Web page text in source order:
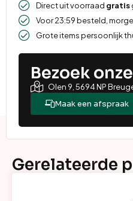
Direct uit voorraad gratis
Voor 23:59 besteld,
Grote items persoonlijk
Bezoek
Olen 9, 5694 NP
Maak een afspraak
Gerelateerde